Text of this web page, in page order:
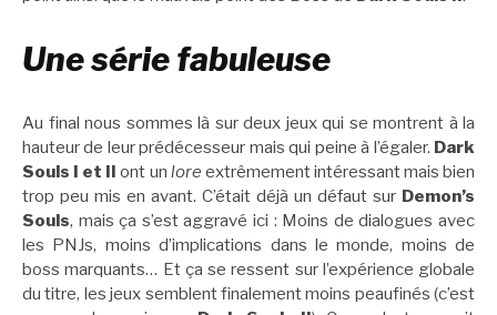
Une série fabuleuse
Au final nous sommes là sur deux jeux qui se montrent à la
hauteur de leur prédécesseur mais qui peine à l’égaler. Dark
Souls I et II ont un lore extrêmement intéressant mais bien
trop peu mis en avant. C’était déjà un défaut sur Demon’s
Souls, mais ça s’est aggravé ici : Moins de dialogues avec
les PNJs, moins d’implications dans le monde, moins de
boss marquants… Et ça se ressent sur l’expérience globale
du titre, les jeux semblent finalement moins peaufinés (c’est